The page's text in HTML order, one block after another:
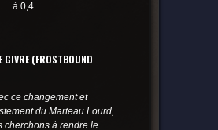
à 0,4.
GIVRE (FROSTBOUND
ce changement et
du Marteau Lourd,
cherchons à rendre le